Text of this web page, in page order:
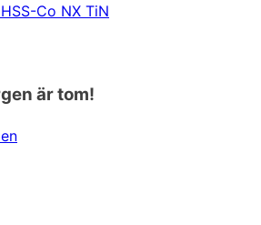
Co NX TiN
är tom!